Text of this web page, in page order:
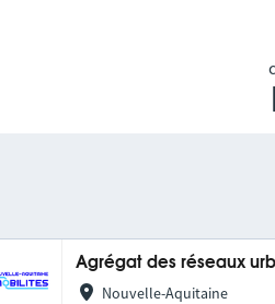
Agrégat des réseaux
Nouvelle-Aquitaine